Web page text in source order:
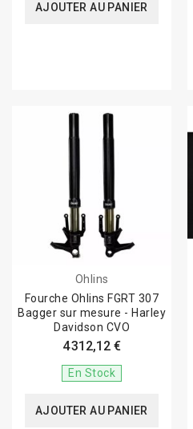
AJOUTER AU PANIER
Ohlins
Fourche Ohlins FGRT 307
Bagger sur mesure - Harley
Davidson CVO
4 312,12 €
En Stock
AJOUTER AU PANIER